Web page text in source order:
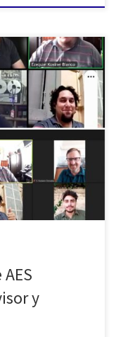
de trabajo y
estudiantiles y el
En un hecho
de la
AES-EMC y […]
y